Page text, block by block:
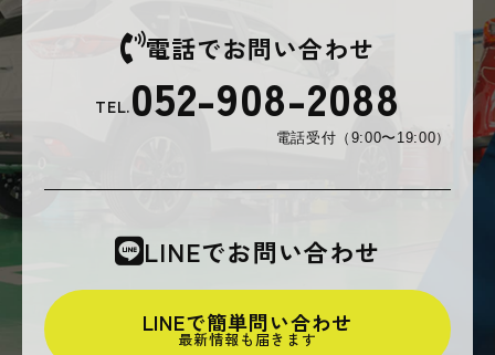
電話でお問い合わせ
TEL.052-908-2088
電話受付（9:00〜19:00）
LINEでお問い合わせ
LINEで簡単問い合わせ
最新情報も届きます